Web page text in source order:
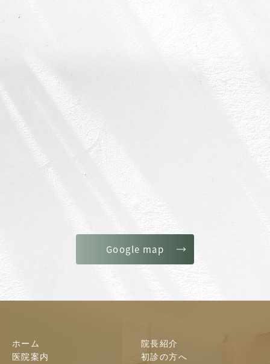
Google map
ホーム
院長紹介
医院案内
初診の方へ